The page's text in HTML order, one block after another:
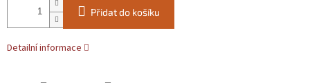
Přidat do košíku
Detailní informace